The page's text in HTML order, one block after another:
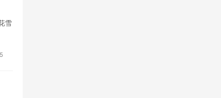
雪